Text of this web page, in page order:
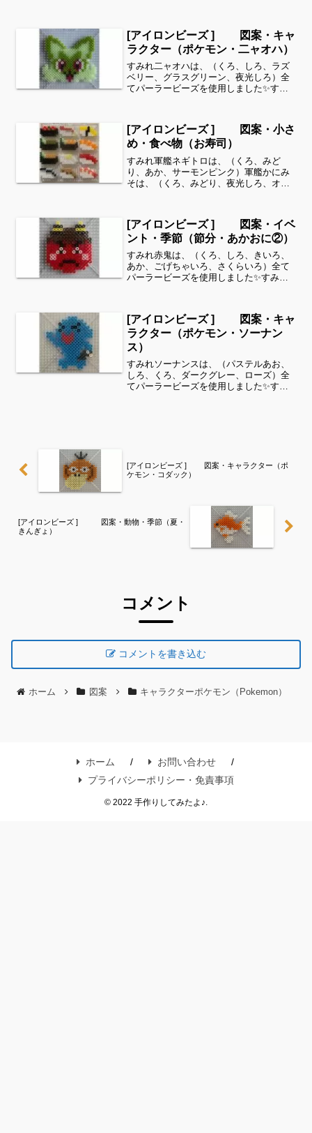
ことができます！お時間がありました
ら、他の図案もぜひ覗いてみて...
[アイロンビーズ ] 図案・キャ
ラクター（ポケモン・二ャオハ）
すみれ二ャオハは、（くろ、しろ、ラズ
ベリー、グラスグリーン、夜光しろ）全
てパーラービーズを使用しました✨すみ
きます！お時間がありましたら、他の図
案もぜひ覗いてみてくださ...
[アイロンビーズ ] 図案・小さ
め・食べ物（お寿司）
すみれ軍艦ネギトロは、（くろ、みど
り、あか、サーモンピンク）軍艦かにみ
そは、（くろ、みどり、夜光しろ、オリ
ラメしろ、ミッドナイトブルー、ライト
グレー）カンパチは、（しろ...
[アイロンビーズ ] 図案・イベ
ント・季節（節分・あかおに②）
すみれ赤鬼は、（くろ、しろ、きいろ、
あか、ごげちゃいろ、さくらいろ）全て
パーラービーズを使用しました✨すみれ
ます！お時間がありましたら、他の図案
もぜひ覗いてみてください...
[アイロンビーズ ] 図案・キャ
ラクター（ポケモン・ソーナン
ス）
すみれソーナンスは、（パステルあお、
しろ、くろ、ダークグレー、ローズ）全
てパーラービーズを使用しました✨すみ
[アイロンビーズ ] 図案・キャラクター（ポ
ケモン・コダック）
[アイロンビーズ ] 図案・動物・季節（夏・
きんぎょ）
コメント
コメントを書き込む
ホーム 図案 キャラクターポケモン（Pokemon）
ホーム
お問い合わせ
プライバシーポリシー・免責事項
© 2022 手作りしてみたよ♪.